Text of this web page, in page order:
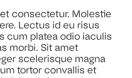
consectetur. Molestie
Lectus id eu risus
cum platea odio iaculis
morbi. Sit amet
scelerisque magna
tortor convallis et